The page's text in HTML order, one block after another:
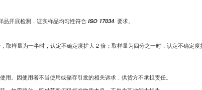
品开展检测，证实样品均匀性符合 ISO 17034. 要求。
取样量为一半时，认定不确定度扩大 2 倍；取样量为四分之一时，认定不确定
用。因使用者不当使用或储存引发的相关诉求，供货方不承担责任。